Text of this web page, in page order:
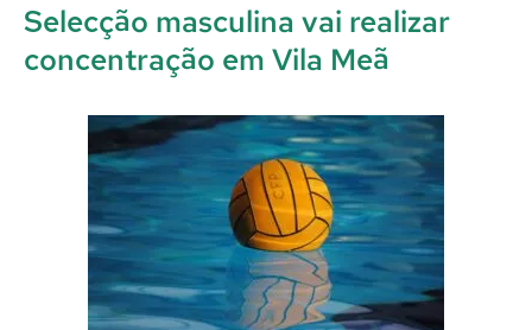
Selecção masculina vai realizar
concentração em Vila Meã